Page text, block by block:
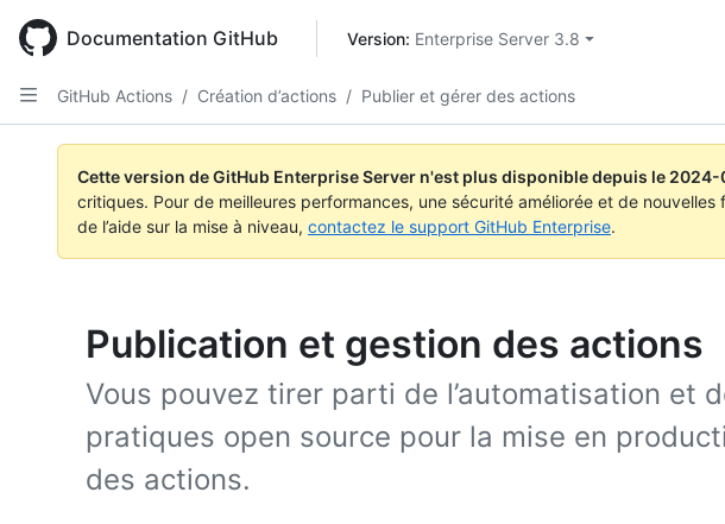
main
content
Documentation GitHub Version: Enterprise Server 3.8
GitHub Actions / Création d’actions / Publier et gérer des actions
Cette version de GitHub Enterprise Server n'est plus disponible depuis le 2024-
critiques. Pour de meilleures performances, une sécurité améliorée et de nouvelles
de l’aide sur la mise à niveau, contactez le support GitHub Enterprise.
Publication et gestion des actions
Vous pouvez tirer parti de l’automatisation et
pratiques open source pour la mise en
des actions.